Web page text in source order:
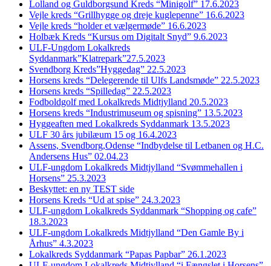
Lolland og Guldborgsund Kreds “Minigolf” 17.6.2023
Vejle kreds “Grillhygge og dreje kuglepenne” 16.6.2023
Vejle kreds “holder et vælgermøde” 16.6.2023
Holbæk Kreds “Kursus om Digitalt Snyd” 9.6.2023
ULF-Ungdom Lokalkreds
Syddanmark”Klatrepark”27.5.2023
Svendborg Kreds”Hyggedag” 22.5.2023
Horsens kreds “Delegerende til Ulfs Landsmøde” 22.5.2023
Horsens kreds “Spilledag” 22.5.2023
Fodboldgolf med Lokalkreds Midtjylland 20.5.2023
Horsens kreds “Industrimuseum og spisning” 13.5.2023
Hyggeaften med Lokalkreds Syddanmark 13.5.2023
ULF 30 års jubilæum 15 og 16.4.2023
Assens, Svendborg,Odense “Indbydelse til Letbanen og H.C.
Andersens Hus” 02.04.23
ULF-ungdom Lokalkreds Midtjylland “Svømmehallen i
Horsens” 25.3.2023
Beskyttet: en ny TEST side
Horsens Kreds “Ud at spise” 24.3.2023
ULF-ungdom Lokalkreds Syddanmark “Shopping og cafe”
18.3.2023
ULF-ungdom Lokalkreds Midtjylland “Den Gamle By i
Århus” 4.3.2023
Lokalkreds Syddanmark “Papas Papbar” 26.1.2023